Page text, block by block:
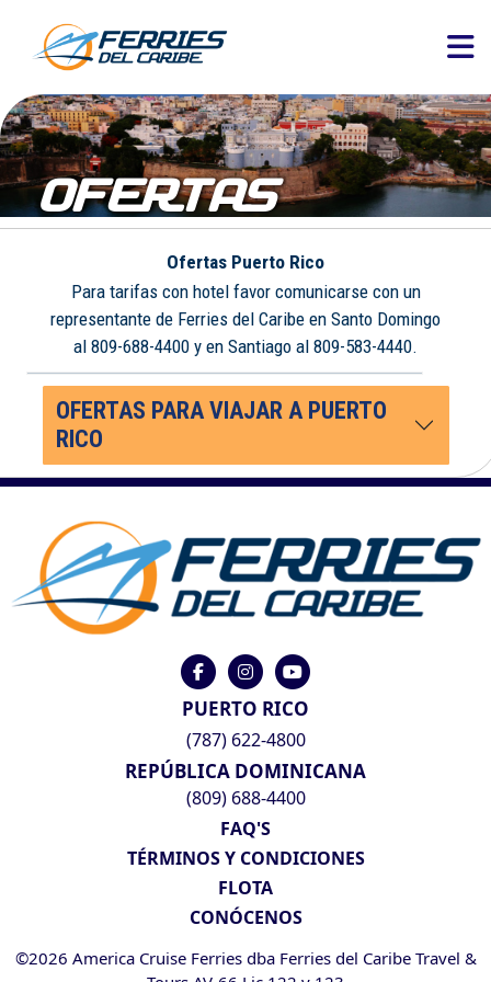
OFERTAS
Ofertas Puerto Rico
Para tarifas con hotel favor comunicarse con un
representante de Ferries del Caribe en Santo Domingo
al 809-688-4400 y en Santiago al 809-583-4440.
OFERTAS PARA VIAJAR A PUERTO
RICO
PUERTO RICO
(787) 622-4800
REPÚBLICA DOMINICANA
(809) 688-4400
FAQ'S
TÉRMINOS Y CONDICIONES
FLOTA
CONÓCENOS
©2026 America Cruise Ferries dba Ferries del Caribe Travel &